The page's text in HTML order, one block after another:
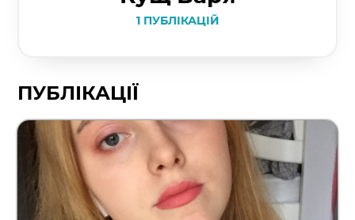
1 ПУБЛІКАЦІЙ
ПУБЛІКАЦІЇ